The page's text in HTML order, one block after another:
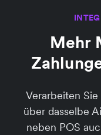
Mehr
Verarbeiten
über dasselbe
neben POS